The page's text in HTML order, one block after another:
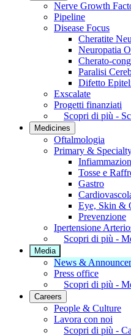
Nerve Growth
Pipeline
Disease Focus
Cheratite
Neuropatia
Cherato-
Paralisi
Difetto
Exscalate
Progetti finanziati
Scopri di più -
Medicines
Oftalmologia
Primary &
Tosse e
Gastro
Eye, Skin &
Prevenzione
Ipertensione
Scopri di più -
Media
News &
Press office
Scopri di più -
Careers
People & Culture
Lavora con noi
Scopri di più -